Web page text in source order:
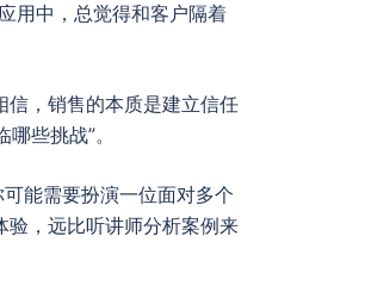
用中，总觉得和客户隔着
信，销售的本质是建立信任
些挑战”。
能需要扮演一位面对多个
验，远比听讲师分析案例来